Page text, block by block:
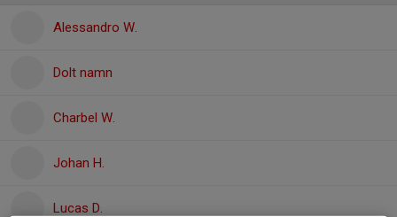
Alessandro W.
Dolt namn
Charbel W.
Johan H.
Lucas D.